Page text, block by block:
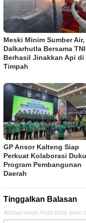
Meski Minim Sumber Air,
Dalkarhutla Bersama
Berhasil Jinakkan Api di
Timpah
GP Ansor Kalteng Siap
Perkuat Kolaborasi
Program Pembangunan
Daerah
Tinggalkan Balasan
Alamat email Anda tidak akan